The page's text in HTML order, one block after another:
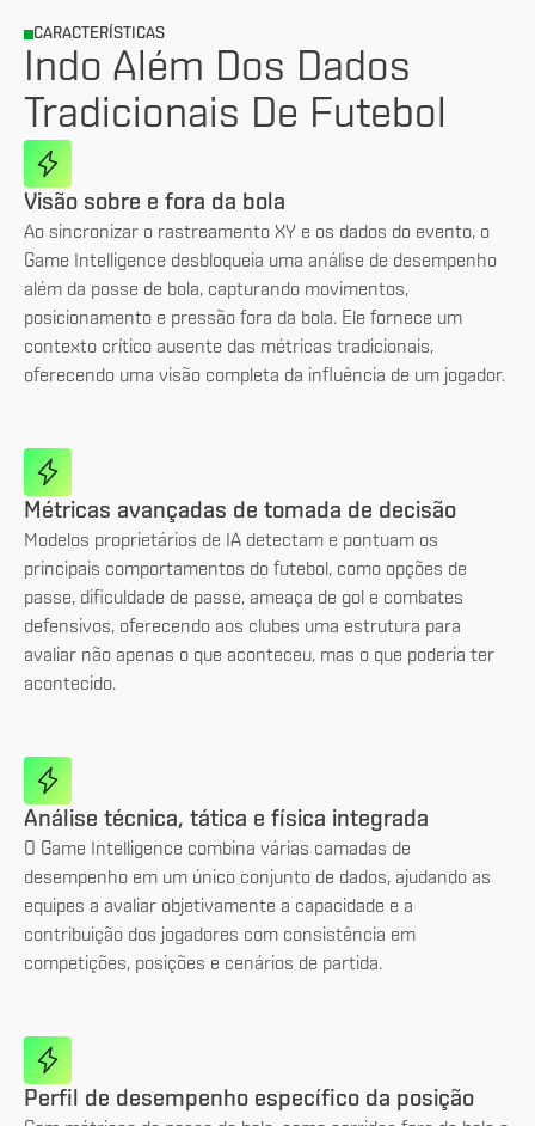
CARACTERÍSTICAS
Indo Além Dos Dados
Tradicionais De Futebol
Visão sobre e fora da bola
Ao sincronizar o rastreamento XY e os dados do evento, o
Game Intelligence desbloqueia uma análise de desempenho
além da posse de bola, capturando movimentos,
posicionamento e pressão fora da bola. Ele fornece um
contexto crítico ausente das métricas tradicionais,
oferecendo uma visão completa da influência de um jogador.
Métricas avançadas de tomada de decisão
Modelos proprietários de IA detectam e pontuam os
principais comportamentos do futebol, como opções de
passe, dificuldade de passe, ameaça de gol e combates
defensivos, oferecendo aos clubes uma estrutura para
avaliar não apenas o que aconteceu, mas o que poderia ter
acontecido.
Análise técnica, tática e física integrada
O Game Intelligence combina várias camadas de
desempenho em um único conjunto de dados, ajudando as
equipes a avaliar objetivamente a capacidade e a
contribuição dos jogadores com consistência em
competições, posições e cenários de partida.
Perfil de desempenho específico da posição